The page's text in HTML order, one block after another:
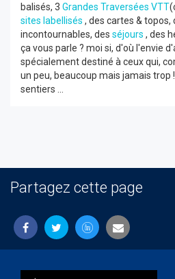
balisés, 3 Grandes Traversées VTT
sites labellisés , des cartes &
incontournables, des séjours , des
ça vous parle ? moi si, d'où l'envie
spécialement destiné à ceux qui,
un peu, beaucoup mais jamais trop
sentiers ...
Partagez cette page